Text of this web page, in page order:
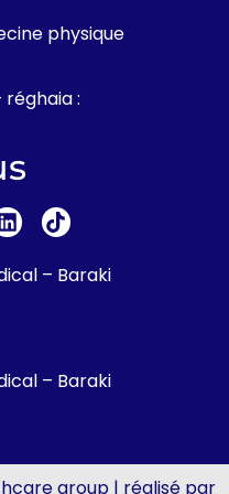
physique
:
– Baraki
– Baraki
group | réalisé par